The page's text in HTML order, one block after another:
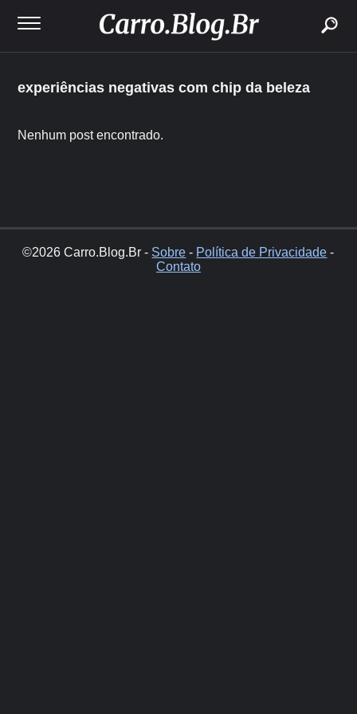
experiências negativas com chip da beleza
Nenhum post encontrado.
©2026 Carro.Blog.Br - Sobre - Política de Privacidade -
Contato